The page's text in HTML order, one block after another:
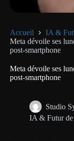
Accueil
IA &
Meta dévoile ses
post-smartphone
Meta dévoile ses
post-smartphone
Studio
IA & Futur de